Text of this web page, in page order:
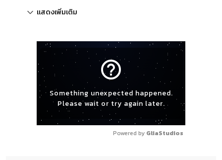
แสดงเพิ่มเติม
help_outline
Something unexpected happened.
Please wait or try again later.
Powered by GliaStudios